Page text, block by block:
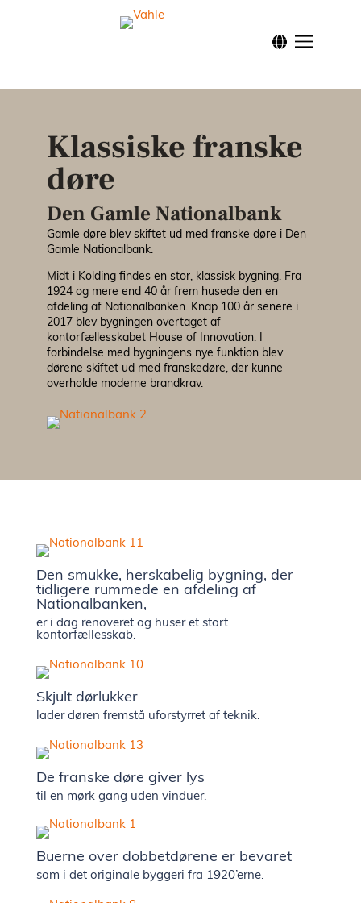
Forside
Klassiske franske
døre
Den Gamle Nationalbank
Gamle døre blev skiftet ud med franske døre i Den
Gamle Nationalbank.
Midt i Kolding findes en stor, klassisk bygning. Fra
1924 og mere end 40 år frem husede den en
afdeling af Nationalbanken. Knap 100 år senere i
2017 blev bygningen overtaget af
kontorfællesskabet House of Innovation. I
forbindelse med bygningens nye funktion blev
dørene skiftet ud med franskedøre, der kunne
overholde moderne brandkrav.
Den smukke, herskabelig bygning, der
tidligere rummede en afdeling af
Nationalbanken,
er i dag renoveret og huser et stort
kontorfællesskab.
Skjult dørlukker
lader døren fremstå uforstyrret af teknik.
De franske døre giver lys
til en mørk gang uden vinduer.
Buerne over dobbetdørene er bevaret
som i det originale byggeri fra 1920’erne.